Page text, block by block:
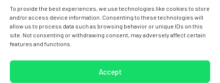
To provide the best experiences, we use technologies like cookies to store
and/or access device information. Consenting to these technologies will
allow us to process data such as browsing behavior or unique IDs on this
site. Not consenting or withdrawing consent, may adversely affect certain
features and functions.
Accept
Share TwitterLinkedIn
our team join us
about us
datacraft Awards